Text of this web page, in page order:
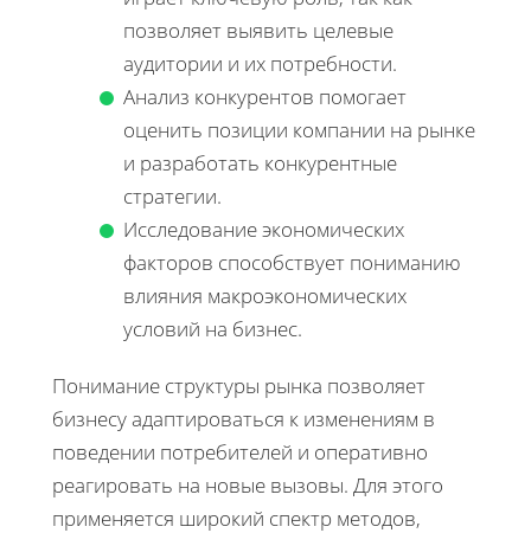
позволяет выявить целевые
аудитории и их потребности.
Анализ конкурентов помогает
оценить позиции компании на рынке
и разработать конкурентные
стратегии.
Исследование экономических
факторов способствует пониманию
влияния макроэкономических
условий на бизнес.
Понимание структуры рынка позволяет
бизнесу адаптироваться к изменениям в
поведении потребителей и оперативно
реагировать на новые вызовы. Для этого
применяется широкий спектр методов,